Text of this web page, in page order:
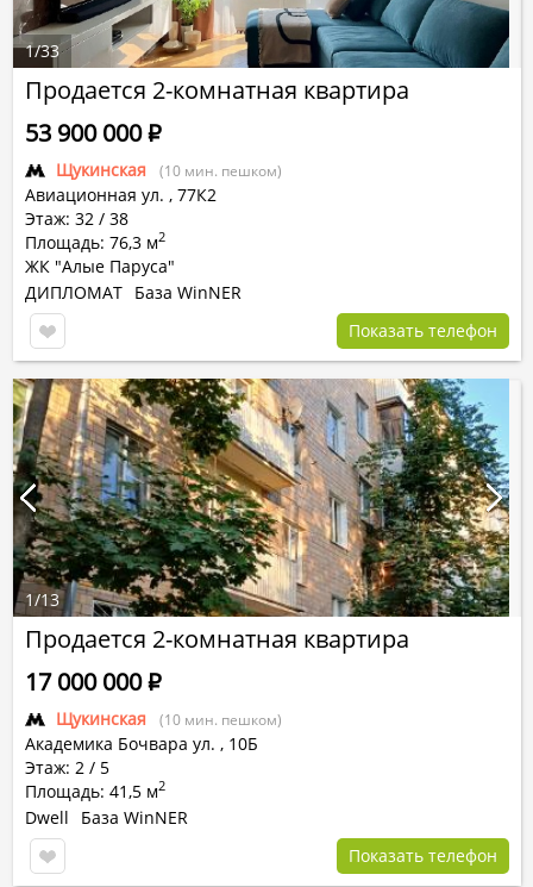
Продается 2-комнатная квартира
Щукинская (10 мин. пешком)
Авиационная ул. , 77К2
Этаж: 32 / 38
Площадь: 76,3 м2
ЖК "Алые Паруса"
53 900 000Р
ДИПЛОМАТ База WinNER
Показать телефон
1/33
Продается 2-комнатная квартира
Щукинская (10 мин. пешком)
Академика Бочвара ул. , 10Б
Этаж: 2 / 5
Площадь: 41,5 м2
17 000 000Р
Dwell
База WinNER
Показать телефон
1/13